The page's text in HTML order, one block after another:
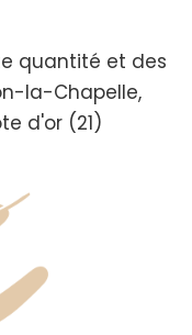
quantité et des
la-Chapelle,
d'or (21)